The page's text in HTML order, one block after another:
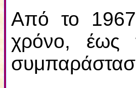
Από το 1967
χρόνο, έως